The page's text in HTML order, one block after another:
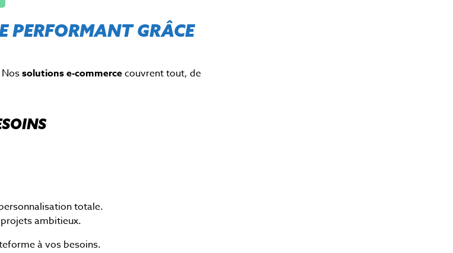
PERFORMANT GRÂCE
Nossolutions e-commercecouvrent tout, de
totale.
ambitieux.
à vos besoins.